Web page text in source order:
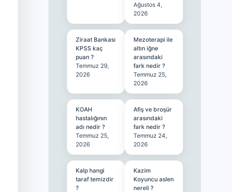
Ağustos 4,
2026
Ziraat Bankası
KPSS kaç
puan ?
Temmuz 29,
2026
Mezoterapi ile
altın iğne
arasındaki
fark nedir ?
Temmuz 25,
2026
KOAH
hastalığının
adı nedir ?
Temmuz 25,
2026
Afiş ve broşür
arasındaki
fark nedir ?
Temmuz 24,
2026
Kalp hangi
taraf temizdir
?
Kazim
Koyuncu aslen
nereli ?